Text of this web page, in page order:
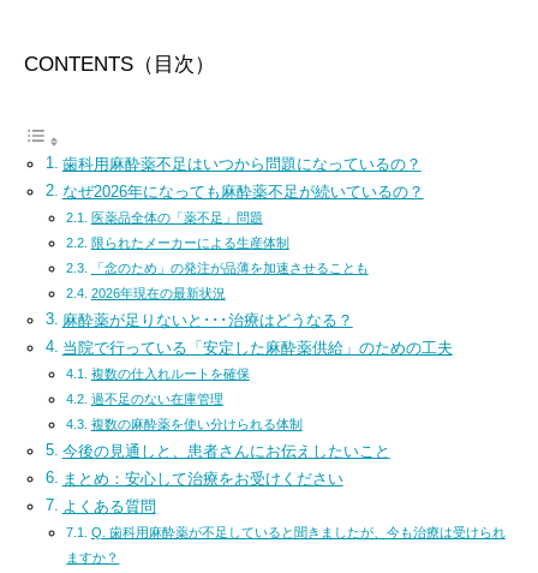
CONTENTS（目次）
歯科用麻酔薬不足はいつから問題になっているの？
なぜ2026年になっても麻酔薬不足が続いているの？
医薬品全体の「薬不足」問題
限られたメーカーによる生産体制
「念のため」の発注が品薄を加速させることも
2026年現在の最新状況
麻酔薬が足りないと･･･治療はどうなる？
当院で行っている「安定した麻酔薬供給」のための工夫
複数の仕入れルートを確保
過不足のない在庫管理
複数の麻酔薬を使い分けられる体制
今後の見通しと、患者さんにお伝えしたいこと
まとめ：安心して治療をお受けください
よくある質問
Q. 歯科用麻酔薬が不足していると聞きましたが、今も治療は受けられ
ますか？